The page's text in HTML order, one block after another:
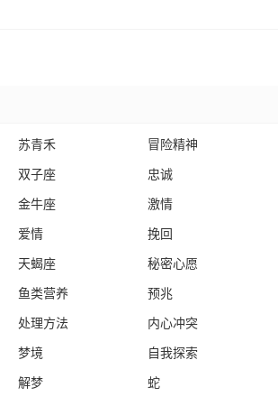
苏青禾
冒险精神
双子座
忠诚
金牛座
激情
爱情
挽回
天蝎座
秘密心愿
鱼类营养
预兆
处理方法
内心冲突
梦境
自我探索
解梦 蛇